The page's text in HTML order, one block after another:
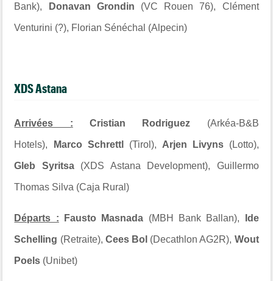
Bank), Donavan Grondin (VC Rouen 76), Clément
Venturini (?), Florian Sénéchal (Alpecin)
XDS Astana
Arrivées : Cristian Rodriguez (Arkéa-B&B
Hotels), Marco Schrettl (Tirol), Arjen Livyns(Lotto),
Gleb Syritsa (XDS Astana Development), Guillermo
Thomas Silva (Caja Rural)
Départs : Fausto Masnada (MBH Bank Ballan), Ide
Schelling (Retraite), Cees Bol (Decathlon AG2R), Wout
Poels (Unibet)